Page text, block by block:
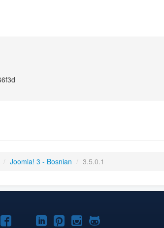
/ Joomla! 3 - Bosnian / 3.5.0.1
Joomla!Joomla!
Joomla!Joomla!
Joomla!Joomla!